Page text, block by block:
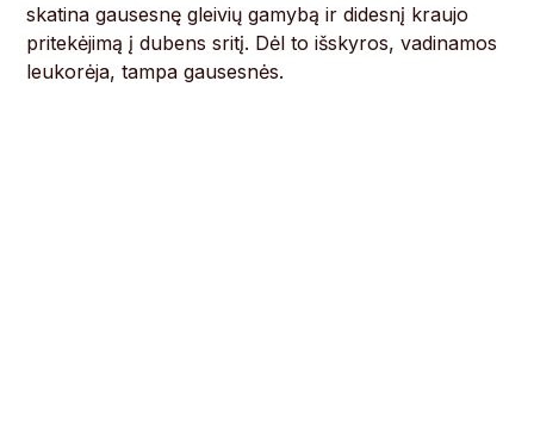
skatina gausesnę gleivių gamybą ir didesnį kraujo
pritekėjimą į dubens sritį. Dėl to išskyros, vadinamos
leukorėja, tampa gausesnės.